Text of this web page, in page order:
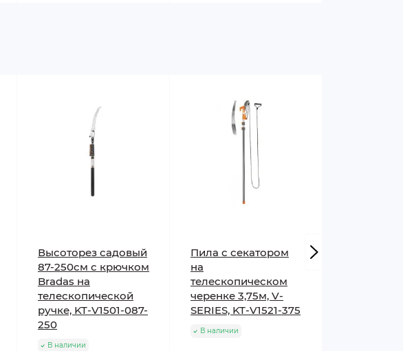
Высоторез садовый
87-250см с крючком
Bradas на
телескопической
ручке, KT-V1501-087-
250
В наличии
Пила с секатором
на
телескопическом
черенке 3,75м, V-
SERIES, KT-V1521-375
В наличии